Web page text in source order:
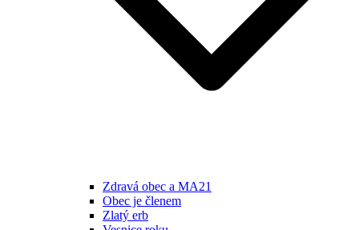
Zdravá obec a MA21
Obec je členem
Zlatý erb